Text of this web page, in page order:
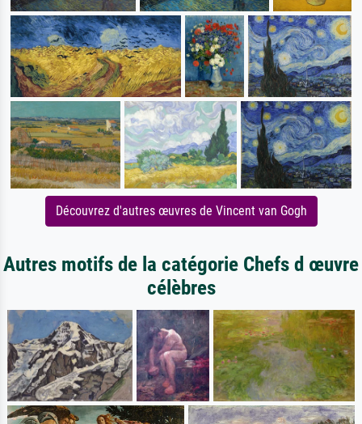
Découvrez d'autres œuvres de Vincent van Gogh
Autres motifs de la catégorie Chefs d œuvre
célèbres